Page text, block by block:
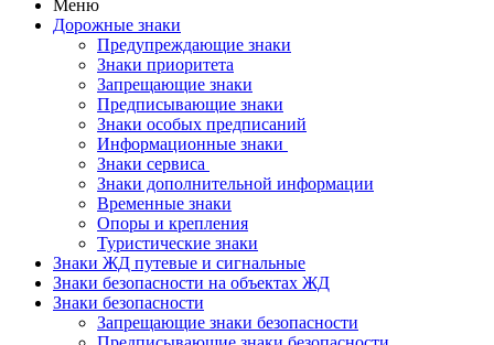
Меню
Дорожные знаки
Предупреждающие знаки
Знаки приоритета
Запрещающие знаки
Предписывающие знаки
Знаки особых предписаний
Информационные знаки
Знаки сервиса
Знаки дополнительной информации
Временные знаки
Опоры и крепления
Туристические знаки
Знаки ЖД путевые и сигнальные
Знаки безопасности на объектах ЖД
Знаки безопасности
Запрещающие знаки безопасности